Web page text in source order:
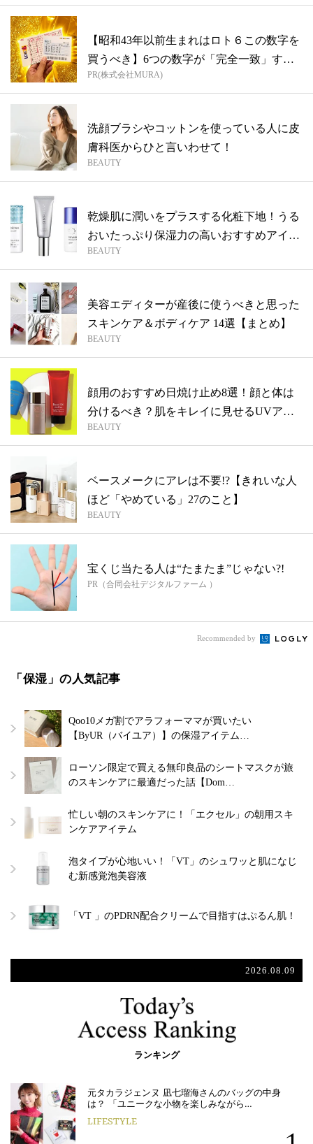
【昭和43年以前生まれはロト６この数字を
買うべき】6つの数字が「完全一致」する
方...
PR(株式会社MURA)
洗顔ブラシやコットンを使っている人に皮
膚科医からひと言いわせて！
BEAUTY
乾燥肌に潤いをプラスする化粧下地！うる
おいたっぷり保湿力の高いおすすめアイテ
ムを...
BEAUTY
美容エディターが産後に使うべきと思った
スキンケア＆ボディケア 14選【まとめ】
BEAUTY
顔用のおすすめ日焼け止め8選！顔と体は
分けるべき？肌をキレイに見せるUVアイ
テム...
BEAUTY
ベースメークにアレは不要!?【きれいな人
ほど「やめている」27のこと】
BEAUTY
宝くじ当たる人は“たまたま”じゃない?!
PR（合同会社デジタルファーム ）
Recommended by
「保湿」の人気記事
Qoo10メガ割でアラフォーママが買いたい
【ByUR（バイユア）】の保湿アイテム…
ローソン限定で買える無印良品のシートマスクが旅
のスキンケアに最適だった話【Dom…
忙しい朝のスキンケアに！「エクセル」の朝用スキ
ンケアアイテム
泡タイプが心地いい！「VT」のシュワッと肌になじ
む新感覚泡美容液
「VT 」のPDRN配合クリームで目指すはぷるん肌！
2026.08.09
ランキング
元タカラジェンヌ 凪七瑠海さんのバッグの中身
は？ 「ユニークな小物を楽しみながら…
LIFESTYLE